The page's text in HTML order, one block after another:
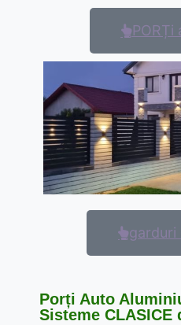
PORȚi
garduri
Porți Auto
Sisteme CLASICE